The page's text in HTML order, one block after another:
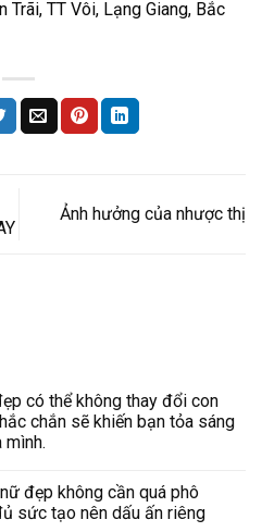
TT Vôi, Lạng Giang, Bắc
Ảnh hưởng của nhược thị
có thể không thay đổi con
chắn sẽ khiến bạn tỏa sáng
mình.
đẹp không cần quá phô
sức tạo nên dấu ấn riêng